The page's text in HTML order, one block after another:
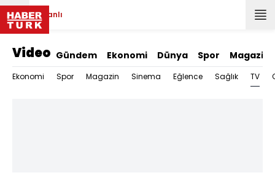
Canlı
Video Gündem Ekonomi Dünya Spor Magazin
Ekonomi Spor Magazin Sinema Eğlence Sağlık TV